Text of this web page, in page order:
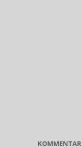
KOMMENTAR